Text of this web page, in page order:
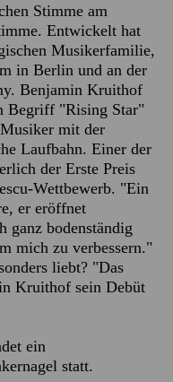
Stimme am
Entwickelt hat
Musikerfamilie,
in Berlin und an der
Benjamin Kruithof
Begriff "Rising Star"
mit der
Laufbahn. Einer der
der Erste Preis
Wettbewerb. "Ein
er eröffnet
ganz bodenständig
mich zu verbessern."
liebt? "Das
Kruithof sein Debüt
ein
statt.